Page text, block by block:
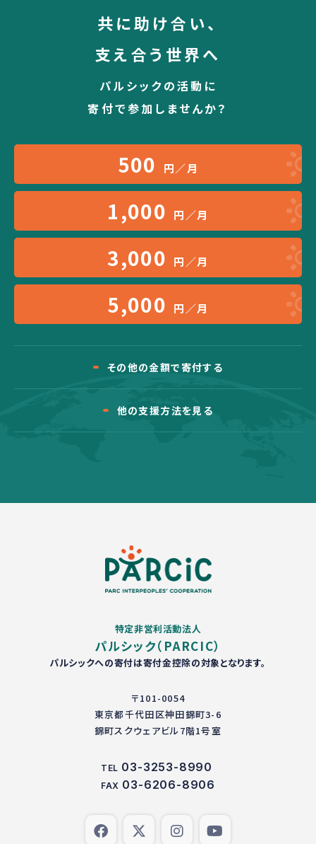
共に助け合い、
支え合う世界へ
パルシックの活動に
寄付で参加しませんか？
500 円／月
1,000 円／月
3,000 円／月
5,000 円／月
その他の金額で寄付する
他の支援方法を見る
特定非営利活動法人
パルシック（PARCIC）
パルシックへの寄付は寄付金控除の対象となります。
〒101-0054
東京都千代田区神田錦町3-6
錦町スクウェアビル7階1号室
TEL 03-3253-8990
FAX 03-6206-8906